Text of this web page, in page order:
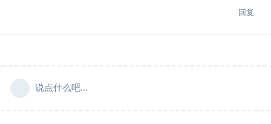
回复
说点什么吧...